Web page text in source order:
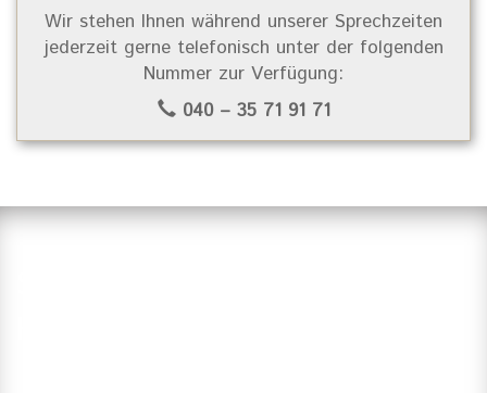
Wir stehen Ihnen während unserer Sprechzeiten
jederzeit gerne telefonisch unter der folgenden
Nummer zur Verfügung:
040 – 35 71 91 71